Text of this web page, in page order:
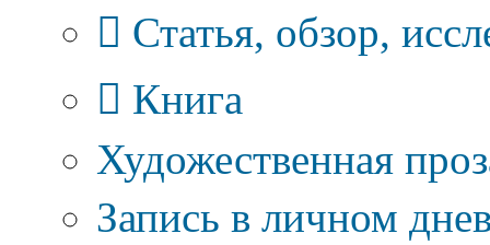
Статья, обзор,
Книга
Художественная
Запись в личном